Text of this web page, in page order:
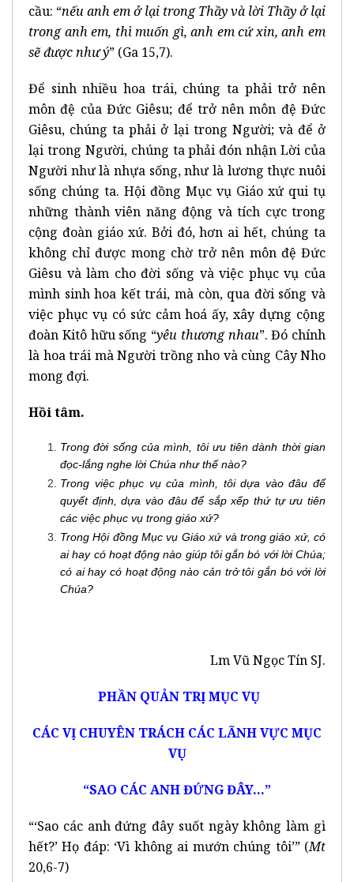
cầu: “nếu anh em ở lại trong Thầy và lời Thầy ở lại
trong anh em, thì muốn gì, anh em cứ xin, anh em
sẽ được như ý” (Ga 15,7).
Để sinh nhiều hoa trái, chúng ta phải trở nên
môn đệ của Đức Giêsu; để trở nên môn đệ Đức
Giêsu, chúng ta phải ở lại trong Người; và để ở
lại trong Người, chúng ta phải đón nhận Lời của
Người như là nhựa sống, như là lương thực nuôi
sống chúng ta. Hội đồng Mục vụ Giáo xứ qui tụ
những thành viên năng động và tích cực trong
cộng đoàn giáo xứ. Bởi đó, hơn ai hết, chúng ta
không chỉ được mong chờ trở nên môn đệ Đức
Giêsu và làm cho đời sống và việc phục vụ của
mình sinh hoa kết trái, mà còn, qua đời sống và
việc phục vụ có sức cảm hoá ấy, xây dựng cộng
đoàn Kitô hữu sống “yêu thương nhau”. Đó chính
là hoa trái mà Người trồng nho và cùng Cây Nho
mong đợi.
Hồi tâm.
Trong đời sống của mình, tôi ưu tiên dành thời gian
đọc-lắng nghe lời Chúa như thế nào?
Trong việc phục vụ của mình, tôi dựa vào đâu để
quyết định, dựa vào đâu để sắp xếp thứ tự ưu tiên
các việc phục vụ trong giáo xứ?
Trong Hội đồng Mục vụ Giáo xứ và trong giáo xứ, có
ai hay có hoạt động nào giúp tôi gắn bó với lời Chúa;
có ai hay có hoạt động nào cản trở tôi gắn bó với lời
Chúa?
Lm Vũ Ngọc Tín SJ.
PHẦN QUẢN TRỊ MỤC VỤ
CÁC VỊ CHUYÊN TRÁCH CÁC LÃNH VỰC MỤC
VỤ
“SAO CÁC ANH ĐỨNG ĐÂY…”
“‘Sao các anh đứng đây suốt ngày không làm gì
hết?’ Họ đáp: ‘Vì không ai mướn chúng tôi’” (Mt
20,6-7)